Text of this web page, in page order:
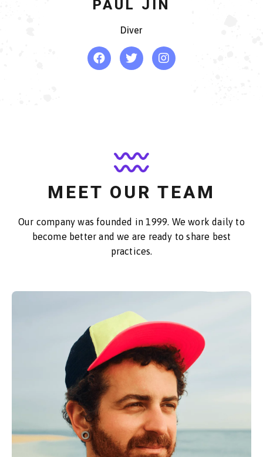
PAUL JIN
Diver
MEET OUR TEAM
Our company was founded in 1999. We work daily to
become better and we are ready to share best
practices.